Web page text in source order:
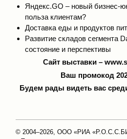
Яндекс.GO – новый бизнес-
польза клиентам?
Доставка еды и продуктов
Развитие складов сегмента
состояние и перспективы
Сайт выставки –
Ваш промокод
Будем рады видеть вас
© 2004–2026, ООО «РИА